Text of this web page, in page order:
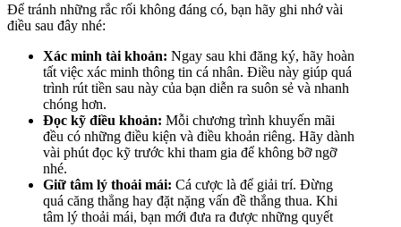
Để tránh những rắc rối không đáng có, bạn hãy ghi nhớ vài
điều sau đây nhé:
Xác minh tài khoản: Ngay sau khi đăng ký, hãy hoàn
tất việc xác minh thông tin cá nhân. Điều này giúp quá
trình rút tiền sau này của bạn diễn ra suôn sẻ và nhanh
chóng hơn.
Đọc kỹ điều khoản: Mỗi chương trình khuyến mãi
đều có những điều kiện và điều khoản riêng. Hãy dành
vài phút đọc kỹ trước khi tham gia để không bỡ ngỡ
nhé.
Giữ tâm lý thoải mái: Cá cược là để giải trí. Đừng
quá căng thẳng hay đặt nặng vấn đề thắng thua. Khi
tâm lý thoải mái, bạn mới đưa ra được những quyết